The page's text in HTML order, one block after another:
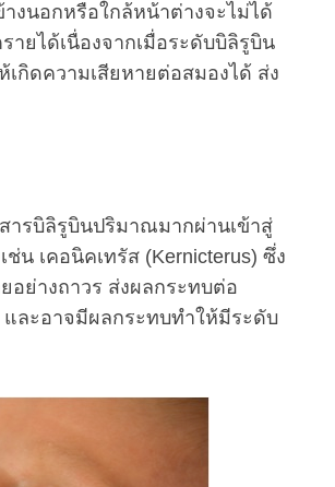
งนอกหรือใกล้หน้าต่างจะไม่ได้
ายได้เนื่องจากเมื่อระดับบิลิรูบิน
กิดความเสียหายต่อสมองได้ ส่ง
ารบิลิรูบินปริมาณมากผ่านเข้าสู่
น เคอนิคเทรัส (Kernicterus) ซึ่ง
อย่างถาวร ส่งผลกระทบต่อ
ละอาจมีผลกระทบทำให้มีระดับ